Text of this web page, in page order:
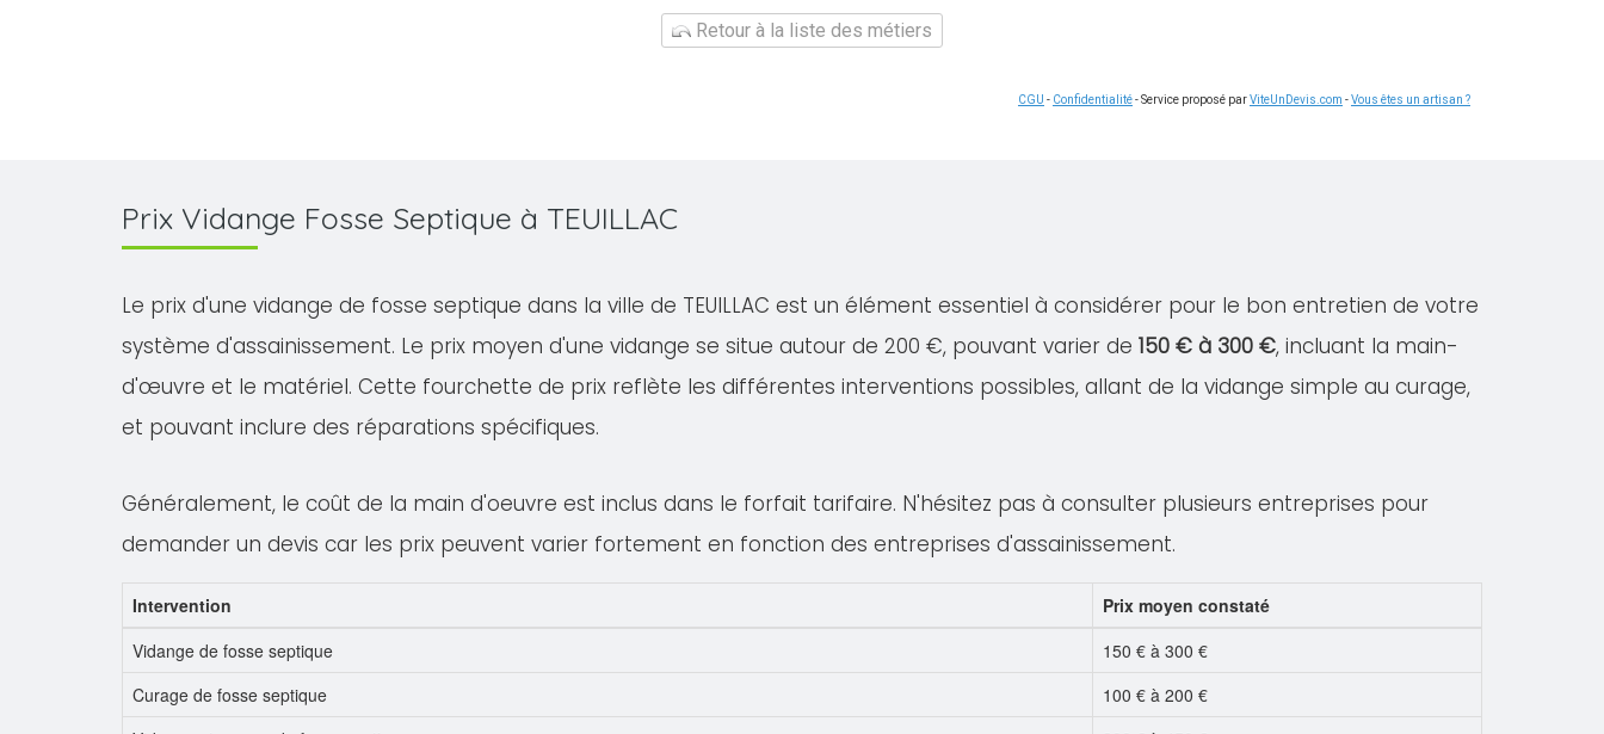
Retour à la liste des métiers
CGU - Confidentialité- Service proposé parViteUnDevis.com -Vous êtes un artisan ?
Prix Vidange Fosse Septique à TEUILLAC
Le prix d'une vidange de fosse septique dans la ville de TEUILLAC est un élément essentiel à considérer pour le bon entretien de votre
système d'assainissement. Le prix moyen d'une vidange se situe autour de 200 €, pouvant varier de 150 € à 300 €, incluant la main-
d'œuvre et le matériel. Cette fourchette de prix reflète les différentes interventions possibles, allant de la vidange simple au curage,
et pouvant inclure des réparations spécifiques.
Généralement, le coût de la main d'oeuvre est inclus dans le forfait tarifaire. N'hésitez pas à consulter plusieurs entreprises pour
demander un devis car les prix peuvent varier fortement en fonction des entreprises d'assainissement.
Intervention
Prix moyen constaté
Vidange de fosse septique
150 € à 300 €
Curage de fosse septique
100 € à 200 €